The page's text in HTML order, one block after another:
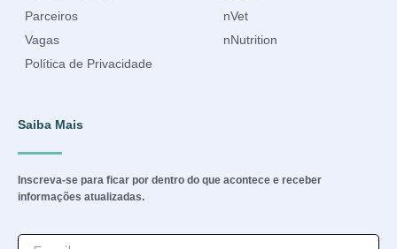
Parceiros
Vagas
Política de Privacidade
nVet
nNutrition
Saiba Mais
Inscreva-se para ficar por dentro do que acontece e receber
informações atualizadas.